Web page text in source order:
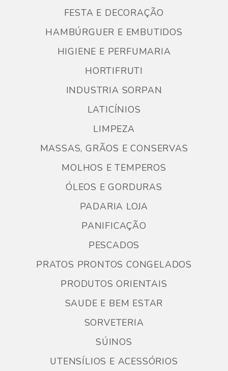
FESTA E DECORAÇÃO
HAMBÚRGUER E EMBUTIDOS
HIGIENE E PERFUMARIA
HORTIFRUTI
INDUSTRIA SORPAN
LATICÍNIOS
LIMPEZA
MASSAS, GRÃOS E CONSERVAS
MOLHOS E TEMPEROS
ÓLEOS E GORDURAS
PADARIA LOJA
PANIFICAÇÃO
PESCADOS
PRATOS PRONTOS CONGELADOS
PRODUTOS ORIENTAIS
SAUDE E BEM ESTAR
SORVETERIA
SÚINOS
UTENSÍLIOS E ACESSÓRIOS